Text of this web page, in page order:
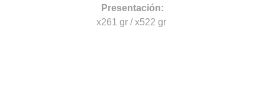
Presentación:
x261 gr / x522 gr